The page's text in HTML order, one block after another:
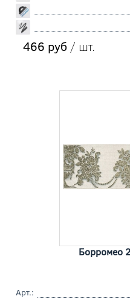
466 руб / шт.
Борромео
Арт.: